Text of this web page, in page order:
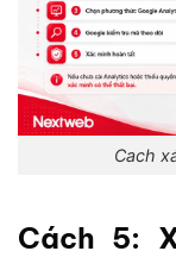
Cach
Cách 5: